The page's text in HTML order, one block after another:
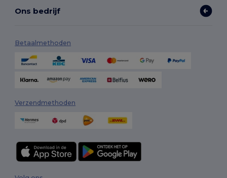
Ons bedrijf
Betaalmethoden
Verzendmethoden